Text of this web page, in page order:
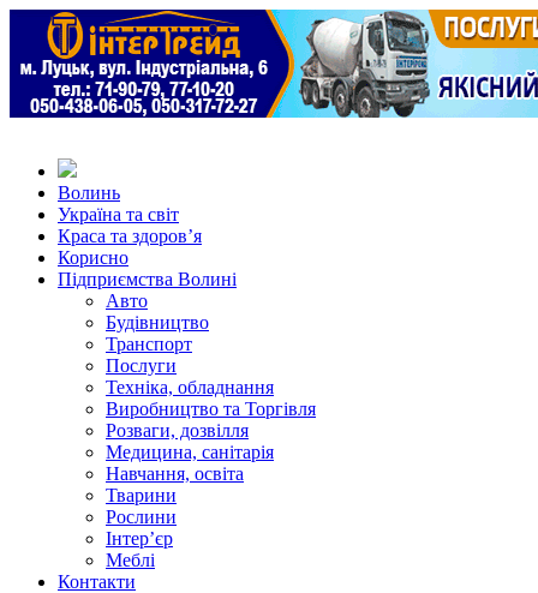
Волинь
Україна та світ
Краса та здоров’я
Корисно
Підприємства Волині
Авто
Будівництво
Транспорт
Послуги
Техніка, обладнання
Виробництво та Торгівля
Розваги, дозвілля
Медицина, санітарія
Навчання, освіта
Тварини
Рослини
Інтер’єр
Меблі
Контакти